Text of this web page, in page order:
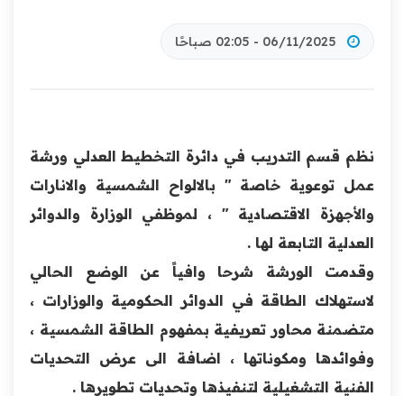
06/11/2025 - 02:05 صباحًا
نظم قسم التدريب في دائرة التخطيط العدلي ورشة
عمل توعوية خاصة " بالالواح الشمسية والانارات
والأجهزة الاقتصادية " ، لموظفي الوزارة والدوائر
العدلية التابعة لها .
وقدمت الورشة شرحا وافياً عن الوضع الحالي
لاستهلاك الطاقة في الدوائر الحكومية والوزارات ،
متضمنة محاور تعريفية بمفهوم الطاقة الشمسية ،
وفوائدها ومكوناتها ، اضافة الى عرض التحديات
الفنية التشغيلية لتنفيذها وتحديات تطويرها .